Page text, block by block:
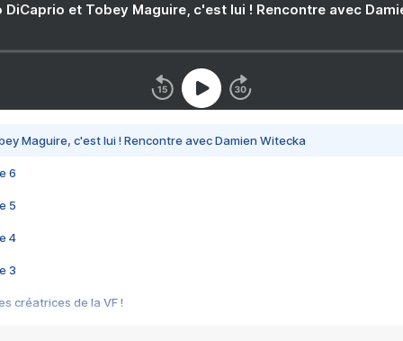
DiCaprio et Tobey Maguire, c'est lui ! Rencontre avec
Maguire, c'est lui ! Rencontre avec Damien Witecka
6
5
4
3
créatrices de la VF !